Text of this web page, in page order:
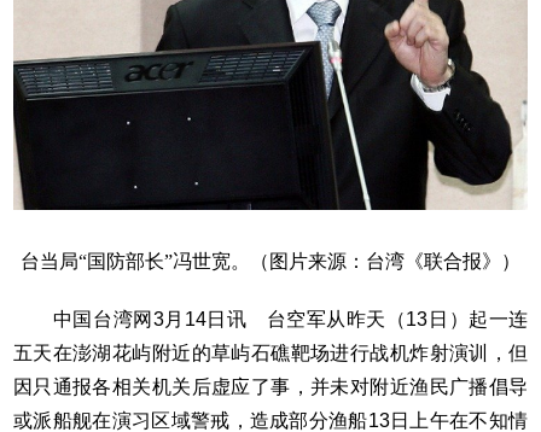
台当局“国防部长”冯世宽。（图片来源：台湾《联合报》）
中国台湾网3月14日讯 台空军从昨天（13日）起一连
五天在澎湖花屿附近的草屿石礁靶场进行战机炸射演训，但
因只通报各相关机关后虚应了事，并未对附近渔民广播倡导
或派船舰在演习区域警戒，造成部分渔船13日上午在不知情